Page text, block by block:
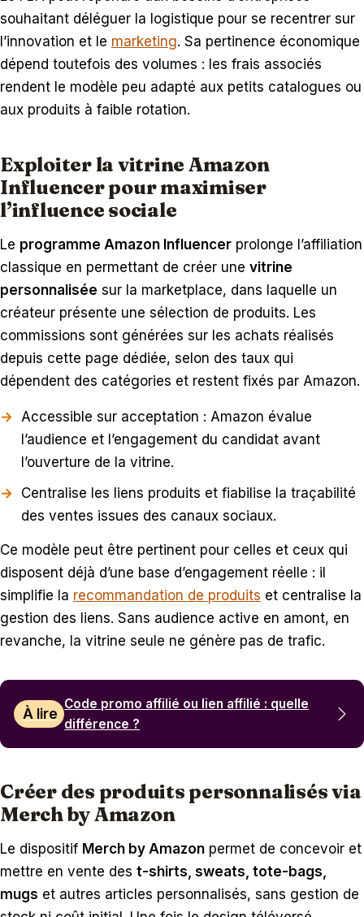
souhaitant déléguer la logistique pour se recentrer sur
l’innovation et le marketing. Sa pertinence économique
dépend toutefois des volumes : les frais associés
rendent le modèle peu adapté aux petits catalogues ou
aux produits à faible rotation.
Exploiter la vitrine Amazon
Influencer pour maximiser
l’influence sociale
Le programme Amazon Influencer prolonge l’affiliation
classique en permettant de créer une vitrine
personnalisée sur la marketplace, dans laquelle un
créateur présente une sélection de produits. Les
commissions sont générées sur les achats réalisés
depuis cette page dédiée, selon des taux qui
dépendent des catégories et restent fixés par Amazon.
Accessible sur acceptation : Amazon évalue
l’audience et l’engagement du candidat avant
l’ouverture de la vitrine.
Centralise les liens produits et fiabilise la traçabilité
des ventes issues des canaux sociaux.
Ce modèle peut être pertinent pour celles et ceux qui
disposent déjà d’une base d’engagement réelle : il
simplifie la recommandation de produits et centralise la
gestion des liens. Sans audience active en amont, en
revanche, la vitrine seule ne génère pas de trafic.
À lire
Code promo affilié ou lien affilié : quelle
différence ?
Créer des produits personnalisés via
Merch by Amazon
Le dispositif Merch by Amazon permet de concevoir et
mettre en vente des t-shirts, sweats, tote-bags,
mugs et autres articles personnalisés, sans gestion de